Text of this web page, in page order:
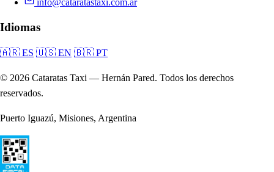
Idiomas
🇦🇷 ES 🇺🇸 EN 🇧🇷 PT
© 2026 Cataratas Taxi — Hernán Pared. Todos los derechos
reservados.
Puerto Iguazú, Misiones, Argentina